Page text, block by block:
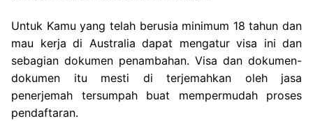
Untuk Kamu yang telah berusia minimum 18 tahun dan
mau kerja di Australia dapat mengatur visa ini dan
sebagian dokumen penambahan. Visa dan dokumen-
dokumen itu mesti di terjemahkan oleh jasa
penerjemah tersumpah buat mempermudah proses
pendaftaran.